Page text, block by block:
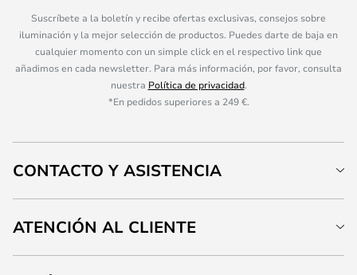
Suscríbete a la boletín y recibe ofertas exclusivas, consejos sobre
iluminación y la mejor selección de productos. Puedes darte de baja en
cualquier momento con un simple click en el respectivo link que
añadimos en cada newsletter. Para más información, por favor, consulta
nuestra Política de privacidad.
*En pedidos superiores a 249 €.
CONTACTO Y ASISTENCIA
ATENCIÓN AL CLIENTE